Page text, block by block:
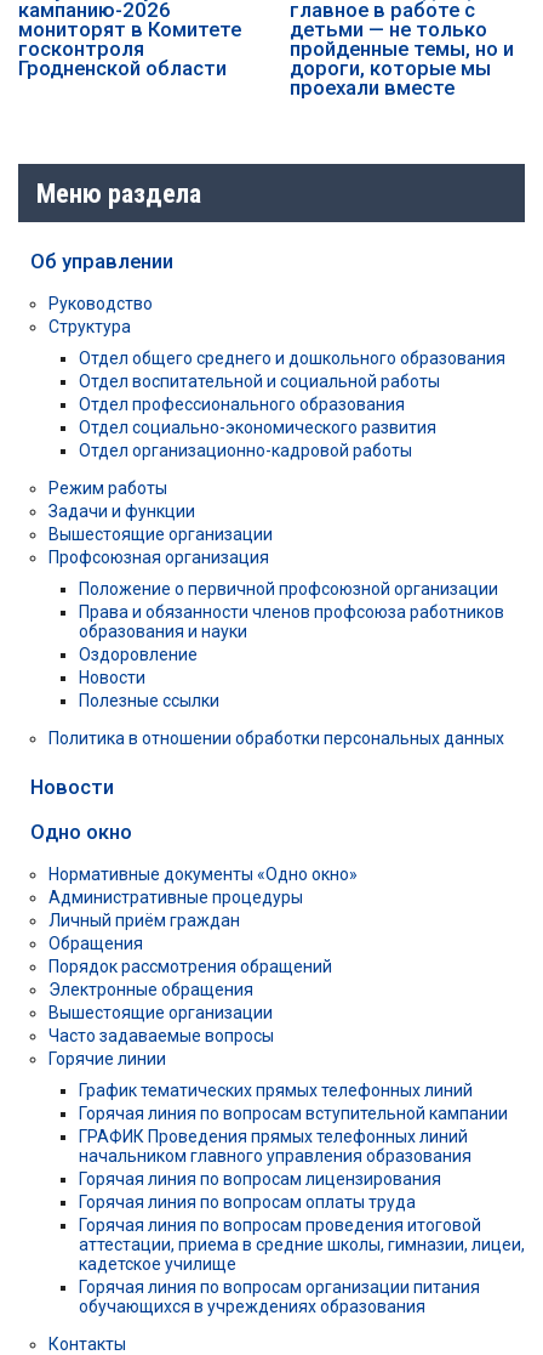
кампанию-2026
мониторят в Комитете
госконтроля
Гродненской области
главное в работе с
детьми — не только
пройденные темы, но и
дороги, которые мы
проехали вместе
Меню раздела
Об управлении
Руководство
Структура
Отдел общего среднего и дошкольного образования
Отдел воспитательной и социальной работы
Отдел профессионального образования
Отдел социально-экономического развития
Отдел организационно-кадровой работы
Режим работы
Задачи и функции
Вышестоящие организации
Профсоюзная организация
Положение о первичной профсоюзной организации
Права и обязанности членов профсоюза работников
образования и науки
Оздоровление
Новости
Полезные ссылки
Политика в отношении обработки персональных данных
Новости
Одно окно
Нормативные документы «Одно окно»
Административные процедуры
Личный приём граждан
Обращения
Порядок рассмотрения обращений
Электронные обращения
Вышестоящие организации
Часто задаваемые вопросы
Горячие линии
График тематических прямых телефонных линий
Горячая линия по вопросам вступительной кампании
ГРАФИК Проведения прямых телефонных линий
начальником главного управления образования
Горячая линия по вопросам лицензирования
Горячая линия по вопросам оплаты труда
Горячая линия по вопросам проведения итоговой
аттестации, приема в средние школы, гимназии, лицеи,
кадетское училище
Горячая линия по вопросам организации питания
обучающихся в учреждениях образования
Контакты